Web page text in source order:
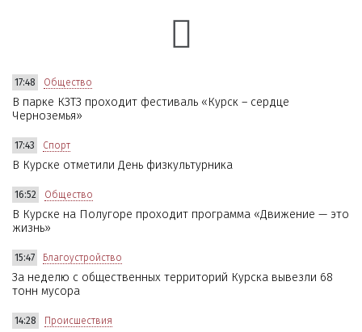
17:48 Общество
В парке КЗТЗ проходит фестиваль «Курск – сердце
Черноземья»
17:43 Спорт
В Курске отметили День физкультурника
16:52 Общество
В Курске на Полугоре проходит программа «Движение — это
жизнь»
15:47 Благоустройство
За неделю с общественных территорий Курска вывезли 68
тонн мусора
14:28 Происшествия